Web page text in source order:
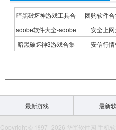
暗黑破坏神游戏工具合
集
团购软件
adobe软件大全-adobe
全系列软件下载-adobe
安全上
暗黑破坏神3游戏合集 安信行
最新游戏 最新
Copyright © 1997- 2026 华军软件园 手机